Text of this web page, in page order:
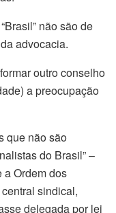
não são de
advocacia.
outro conselho
a preocupação
que não são
do Brasil” –
Ordem dos
sindical,
delegada por lei